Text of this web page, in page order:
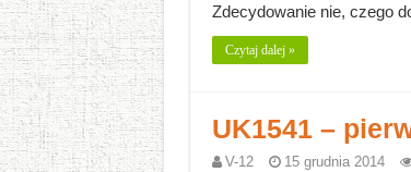
Zdecydowanie nie, czego
Czytaj dalej »
UK1541 –
V-12 15 grudnia 2014